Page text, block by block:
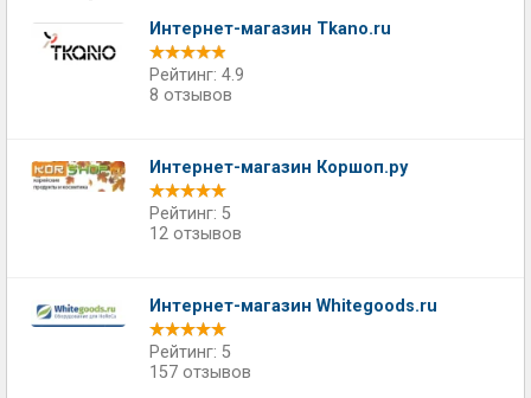
Интернет-магазин Tkano.ru
Рейтинг: 4.9
8 отзывов
Интернет-магазин Коршоп.ру
Рейтинг: 5
12 отзывов
Интернет-магазин Whitegoods.ru
Рейтинг: 5
157 отзывов